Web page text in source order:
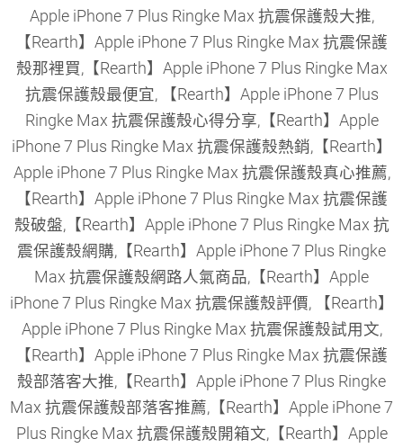
Apple iPhone 7 Plus Ringke Max 抗震保護殼大推,
【Rearth】Apple iPhone 7 Plus Ringke Max 抗震保護
殼那裡買,【Rearth】Apple iPhone 7 Plus Ringke Max
抗震保護殼最便宜, 【Rearth】Apple iPhone 7 Plus
Ringke Max 抗震保護殼心得分享,【Rearth】Apple
iPhone 7 Plus Ringke Max 抗震保護殼熱銷,【Rearth】
Apple iPhone 7 Plus Ringke Max 抗震保護殼真心推薦,
【Rearth】Apple iPhone 7 Plus Ringke Max 抗震保護
殼破盤,【Rearth】Apple iPhone 7 Plus Ringke Max 抗
震保護殼網購,【Rearth】Apple iPhone 7 Plus Ringke
Max 抗震保護殼網路人氣商品,【Rearth】Apple
iPhone 7 Plus Ringke Max 抗震保護殼評價, 【Rearth】
Apple iPhone 7 Plus Ringke Max 抗震保護殼試用文,
【Rearth】Apple iPhone 7 Plus Ringke Max 抗震保護
殼部落客大推,【Rearth】Apple iPhone 7 Plus Ringke
Max 抗震保護殼部落客推薦,【Rearth】Apple iPhone 7
Plus Ringke Max 抗震保護殼開箱文,【Rearth】Apple